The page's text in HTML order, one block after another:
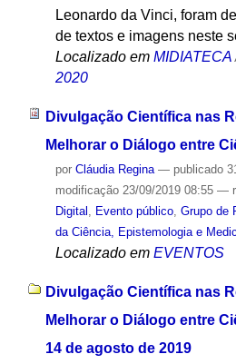
Leonardo da Vinci, foram
de textos e imagens neste
Localizado em MIDIATECA
2020
Divulgação Científica nas
Melhorar o Diálogo entre
por Cláudia Regina — publicado
modificação23/09/2019 08:55 —
Digital , Evento público, Grupo de
da Ciência, Epistemologia e
Localizado em EVENTOS
Divulgação Científica nas
Melhorar o Diálogo entre
14 de agosto de 2019